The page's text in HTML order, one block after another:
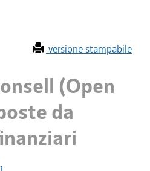
versione stampabile
(Open
da